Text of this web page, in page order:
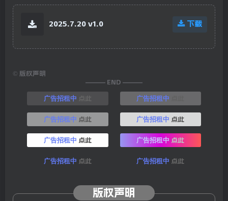
2025.7.20 v1.0 下载
© 版权声明
——— END ———
广告招租中 广告招租中
广告招租中 点此 广告招租中 点此
广告招租中 点此 广告招租中 点此
广告招租中 点此 广告招租中 点此
版权声明